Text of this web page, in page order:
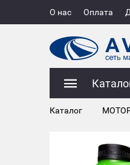
О нас Оплата
Каталог